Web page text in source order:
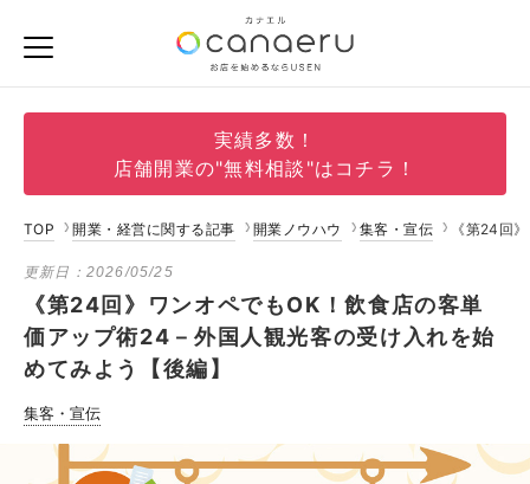
実績多数！
店舗開業の"無料相談"はコチラ！
TOP 開業・経営に関する記事 開業ノウハウ 集客・宣伝 《第24回
更新日： 2026/05/25
《第24回》ワンオペでもOK！飲食店の客単
価アップ術24－外国人観光客の受け入れを始
めてみよう【後編】
集客・宣伝